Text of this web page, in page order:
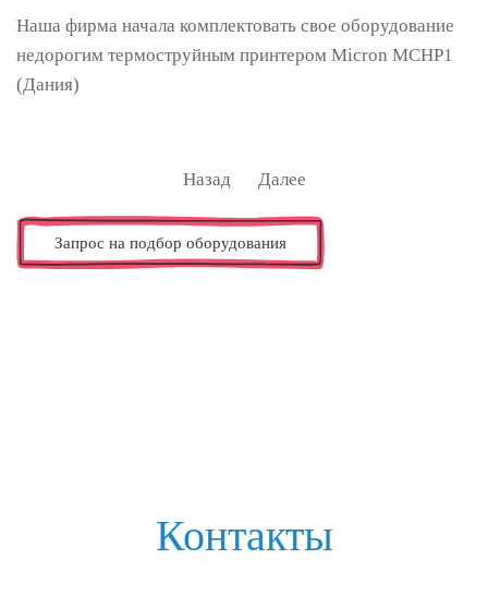
Наша фирма начала комплектовать свое оборудование
недорогим термоструйным принтером Micron MCHP1
(Дания)
Назад Далее
Запрос на подбор оборудования
Контакты